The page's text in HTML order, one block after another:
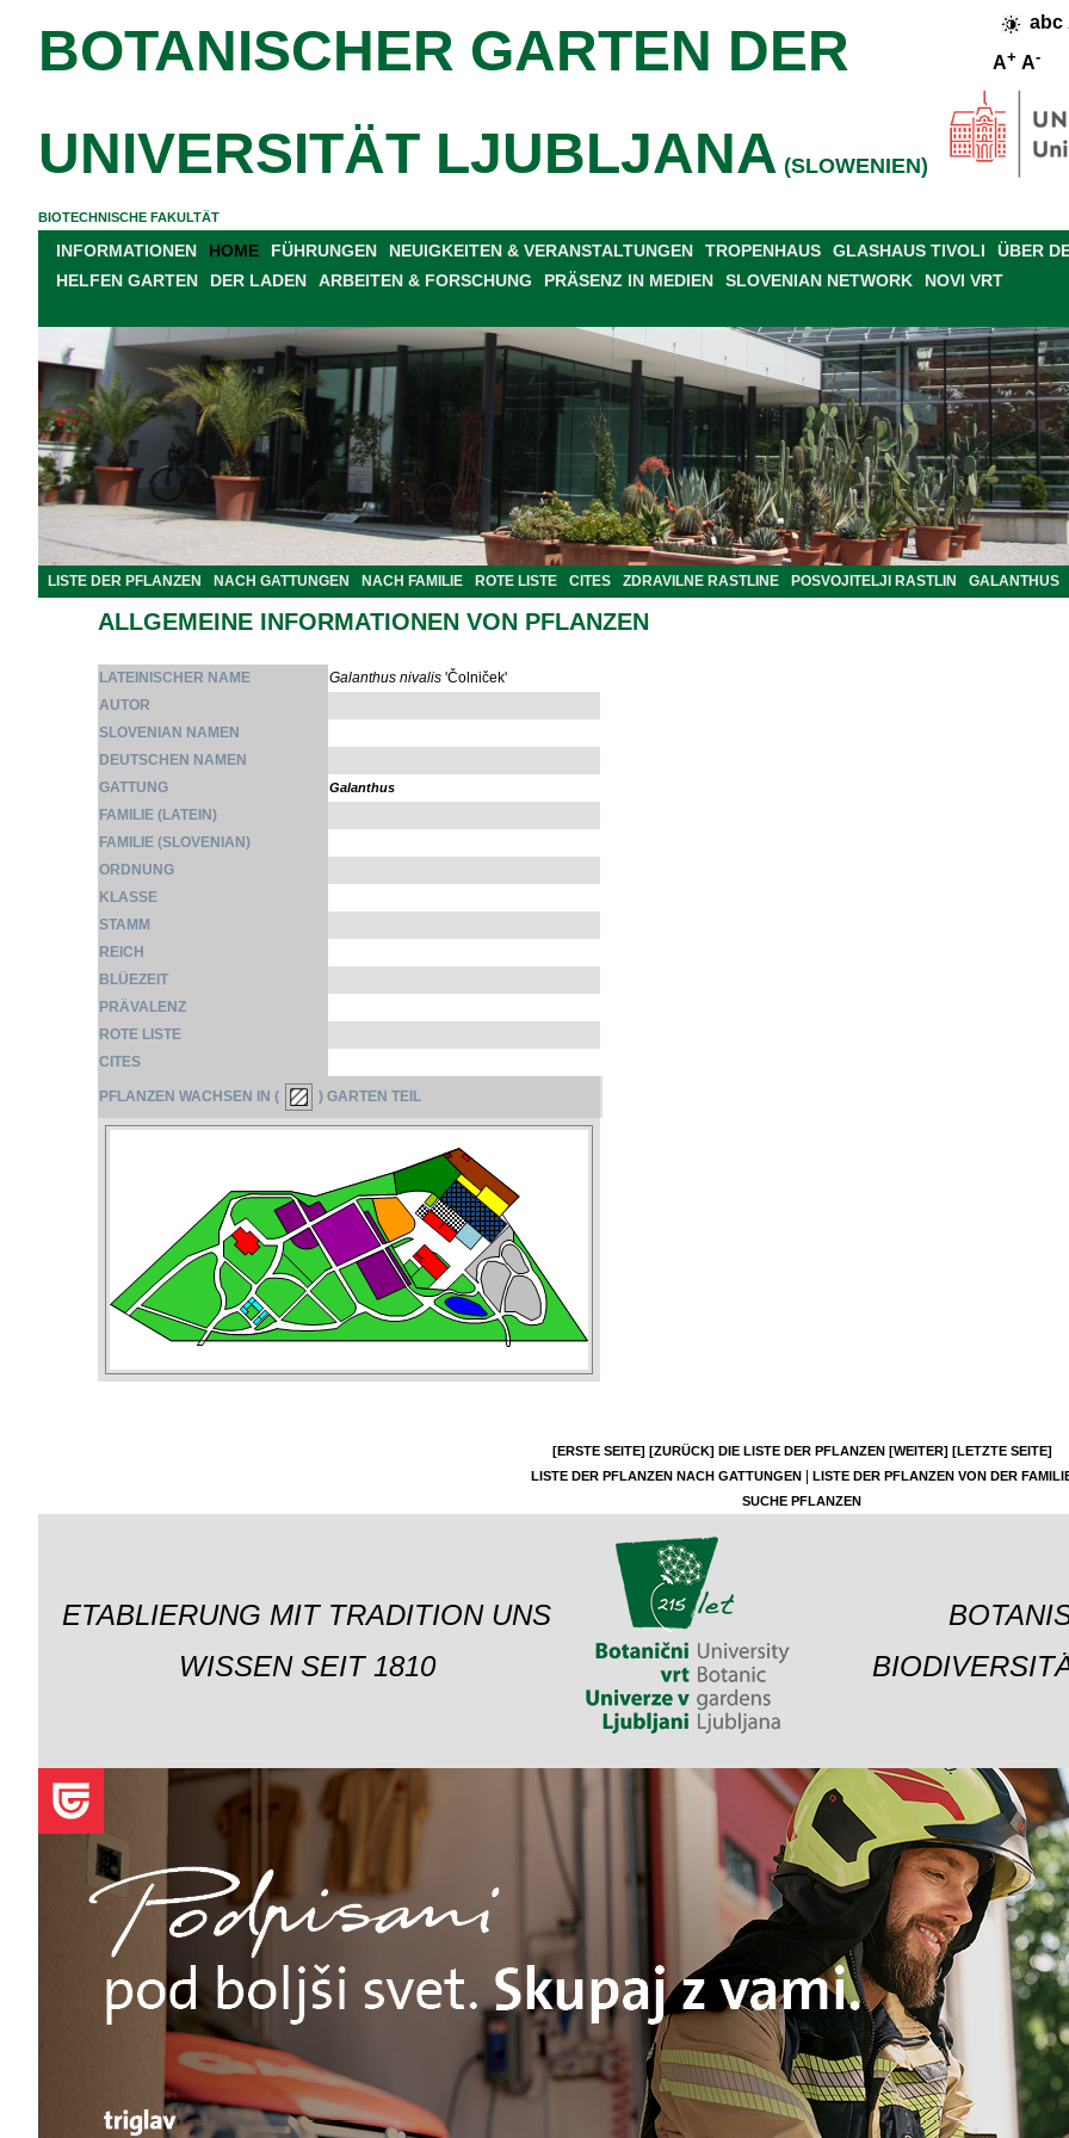
abc
A+ A-
BOTANISCHER GARTEN DER
UNIVERSITÄT LJUBLJANA (SLOWENIEN)
BIOTECHNISCHE FAKULTÄT
INFORMATIONEN HOME FÜHRUNGEN NEUIGKEITEN & VERANSTALTUNGEN TROPENHAUS GLASHAUS TIVOLI
ÜBER
HELFEN GARTEN
DER LADEN ARBEITEN & FORSCHUNG PRÄSENZ IN MEDIEN SLOVENIAN NETWORK NOVI VRT
LISTE DER PFLANZEN NACH GATTUNGEN NACH FAMILIE ROTE LISTE CITES ZDRAVILNE RASTLINE POSVOJITELJI RASTLIN GALANTHUS
ALLGEMEINE INFORMATIONEN VON PFLANZEN
LATEINISCHER NAME Galanthus nivalis 'Čolniček'
AUTOR
SLOVENIAN NAMEN
DEUTSCHEN NAMEN
GATTUNG
Galanthus
FAMILIE (LATEIN)
FAMILIE (SLOVENIAN)
ORDNUNG
KLASSE
STAMM
REICH
BLÜEZEIT
PRÄVALENZ
ROTE LISTE
CITES
PFLANZEN WACHSEN IN ( ) GARTEN TEIL
[ERSTE SEITE] [ZURÜCK] DIE LISTE DER PFLANZEN [WEITER] [LETZTE SEITE]
LISTE DER PFLANZEN NACH GATTUNGEN
LISTE DER PFLANZEN VON DER
SUCHE PFLANZEN
ETABLIERUNG MIT TRADITION UNS
WISSEN SEIT 1810